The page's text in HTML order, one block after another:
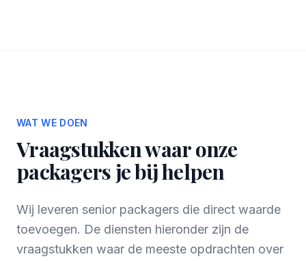
WAT WE DOEN
Vraagstukken waar onze
packagers je bij helpen
Wij leveren senior packagers die direct waarde
toevoegen. De diensten hieronder zijn de
vraagstukken waar de meeste opdrachten over